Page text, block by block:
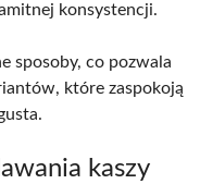
konsystencji.
sposoby, co pozwala
które zaspokoją
kaszy